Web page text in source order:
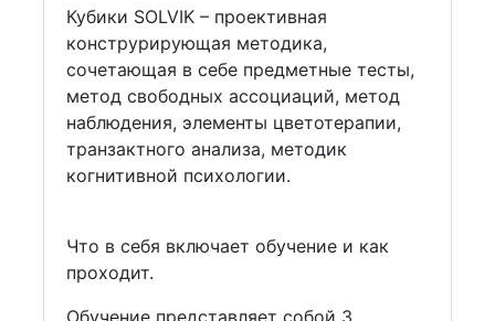
Кубики SOLVIK – проективная
конструрирующая методика,
сочетающая в себе предметные тесты,
метод свободных ассоциаций, метод
наблюдения, элементы цветотерапии,
транзактного анализа, методик
когнитивной психологии.
Что в себя включает обучение и как
проходит.
Обучение представляет собой 3